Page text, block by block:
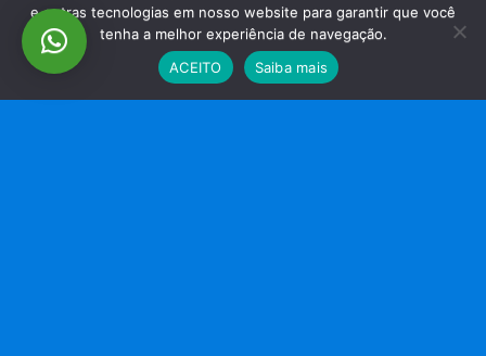
e outras tecnologias em nosso website para garantir que você
tenha a melhor experiência de navegação.
ACEITO
Saiba mais